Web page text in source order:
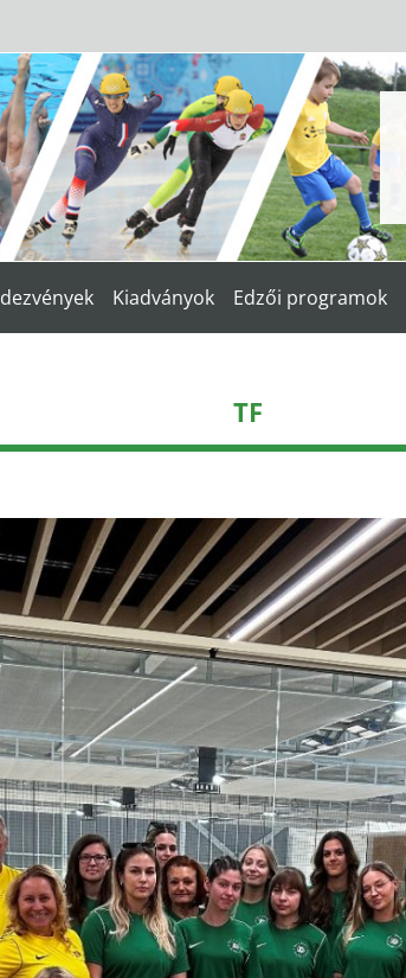
Kiadványok Edzői programok
TF